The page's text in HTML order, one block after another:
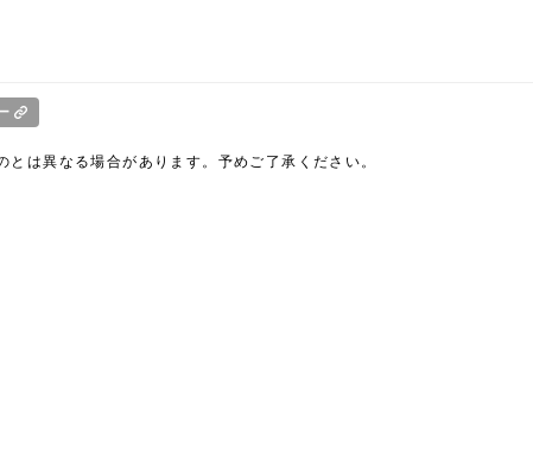
は異なる場合があります。予めご了承ください。